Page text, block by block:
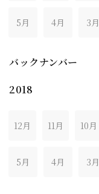
5月 4月 3月
バックナンバー
2018
12月 11月 10月
5月 4月 3月